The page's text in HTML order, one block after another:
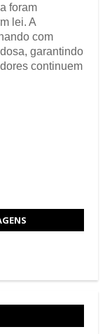
foram
lei. A
com
garantindo
continuem